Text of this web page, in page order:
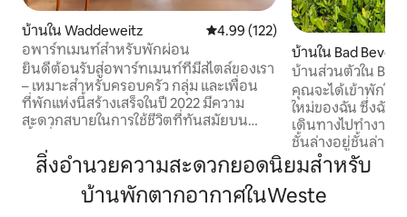
บ้านใน Waddeweitz คะแนนเฉลี่ย 4.99 จาก 5, 122 รีวิว
4.99 (122)
อพาร์ทเมนท์สำหรับพักผ่อน
ยินดีต้อนรับสู่อพาร์ทเมนท์ที่มีสไตล์ของเรา
– เหมาะสำหรับครอบครัว กลุ่ม และเพื่อน
ที่พักแห่งนี้สร้างเสร็จในปี 2022 มีความ
สะดวกสบายในการใช้ชีวิตที่ทันสมัยบน
หวังพื้นที่นั่งเล่นและรับประทานอาหารแบบ
เปิดโล่งกว้างขวางพร้อมครัวที่มีอุปกรณ์
ครบครัน ห้องนอนแยกสี่ห้อง ห้องน้ำสอง
ห้อง และเตียงโซฟาสำหรับผู้เข้าพักเพิ่มเติม
บ้านใน Bad
บ้านส่วนตัวใน Bad
เขียวขจี
คุณจะได้เข้าพักใน
ใหม่ของฉัน ซึ่งฉันใ
เดินทางไปทำงาน
ชั้นล่างอยู่ชั้นล่าง
ห้องนอนอีก 2 ห้อ
มีเตียงกว้าง 1.60
ระเบียง และชั้นบ
สิ่งอำนวยความสะดวกยอดนิยมสำหรับ
บ้านพักตากอากาศในWeste